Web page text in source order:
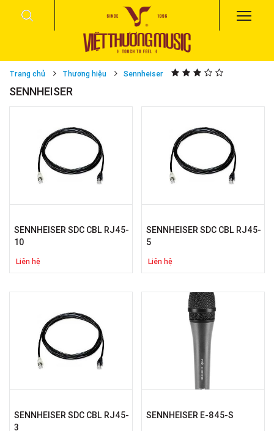
Trang chủ Thương hiệu Sennheiser
SENNHEISER
SENNHEISER SDC CBL RJ45-
10
Liên hệ
SENNHEISER SDC CBL RJ45-
5
Liên hệ
SENNHEISER SDC CBL RJ45-
3
SENNHEISER E-845-S